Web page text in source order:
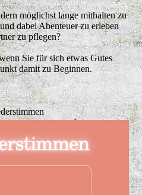
möglichst lange mithalten zu
dabei Abenteuer zu erleben
zu pflegen?
Sie für sich etwas Gutes
damit zu Beginnen.